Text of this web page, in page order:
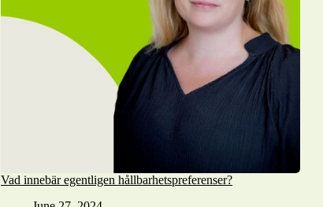
Vad innebär egentligen hållbarhetspreferenser?